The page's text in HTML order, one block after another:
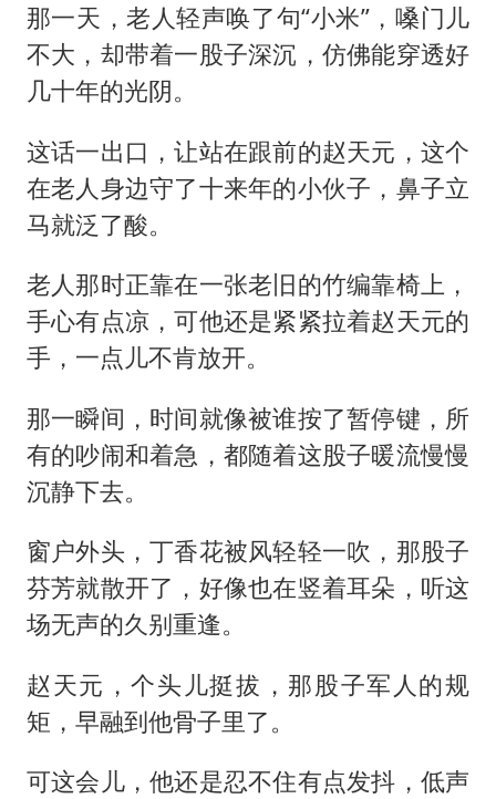
那一天，老人轻声唤了句“小米”，嗓门儿
不大，却带着一股子深沉，仿佛能穿透好
几十年的光阴。
这话一出口，让站在跟前的赵天元，这个
在老人身边守了十来年的小伙子，鼻子立
马就泛了酸。
老人那时正靠在一张老旧的竹编靠椅上，
手心有点凉，可他还是紧紧拉着赵天元的
手，一点儿不肯放开。
那一瞬间，时间就像被谁按了暂停键，所
有的吵闹和着急，都随着这股子暖流慢慢
沉静下去。
窗户外头，丁香花被风轻轻一吹，那股子
芬芳就散开了，好像也在竖着耳朵，听这
场无声的久别重逢。
赵天元，个头儿挺拔，那股子军人的规
矩，早融到他骨子里了。
可这会儿，他还是忍不住有点发抖，低声